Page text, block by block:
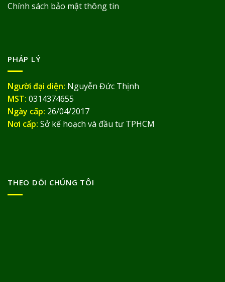
Chính sách bảo mật thông tin
PHÁP LÝ
Người đại diện: Nguyễn Đức Thịnh
MST: 0314374655
Ngày cấp: 26/04/2017
Nơi cấp: Sở kế hoạch và đầu tư TPHCM
THEO DÕI CHÚNG TÔI